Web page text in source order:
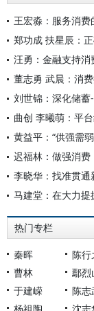
王宏淼：服务消
郑功成 扶星辰：
汪勇：金融支持
董志勇 武晨：消
曲创 李曦萌：平
黄益平：“供强需
迟福林：做强消
李晓华：找准贯通
马建堂：在大力
热门专栏
秦晖 陈行
曹林
鄢烈
于建嵘
陈志